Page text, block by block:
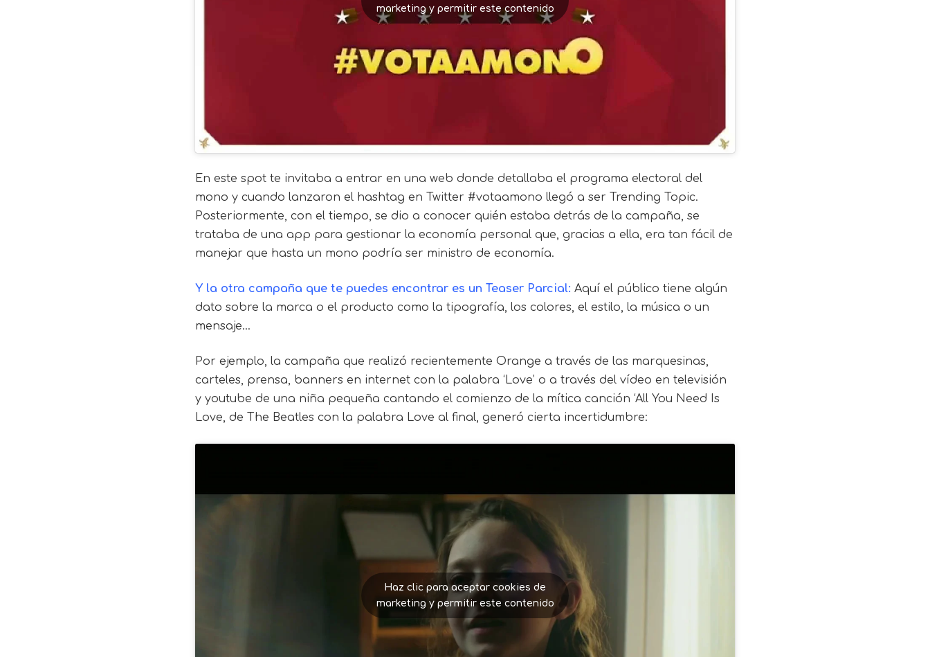
marketing y permitir este contenido
En este spot te invitaba a entrar en una web donde detallaba el programa electoral del
mono y cuando lanzaron el hashtag en Twitter #votaamono llegó a ser Trending Topic.
Posteriormente, con el tiempo, se dio a conocer quién estaba detrás de la campaña, se
trataba de una app para gestionar la economía personal que, gracias a ella, era tan fácil de
manejar que hasta un mono podría ser ministro de economía.
Y la otra campaña que te puedes encontrar es un Teaser Parcial: Aquí el público tiene algún
dato sobre la marca o el producto como la tipografía, los colores, el estilo, la música o un
mensaje…
Por ejemplo, la campaña que realizó recientemente Orange a través de las marquesinas,
carteles, prensa, banners en internet con la palabra ‘Love’ o a través del vídeo en televisión
y youtube de una niña pequeña cantando el comienzo de la mítica canción ‘All You Need Is
Love, de The Beatles con la palabra Love al final, generó cierta incertidumbre:
Haz clic para aceptar cookies de
marketing y permitir este contenido